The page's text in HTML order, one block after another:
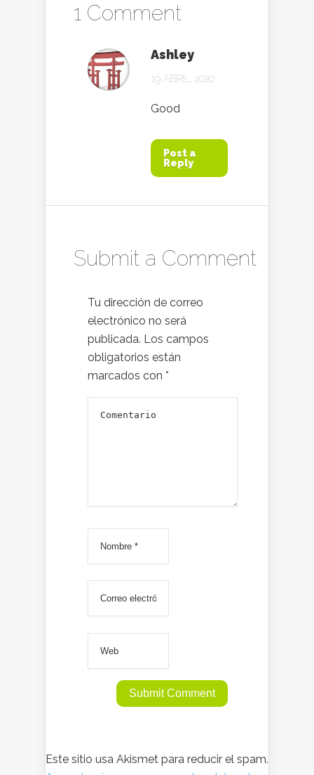
1 Comment
Ashley
19 ABRIL, 2020
Good
Post a
Reply
Submit a Comment
Tu dirección de correo
electrónico no será
publicada. Los campos
obligatorios están
marcados con *
Este sitio usa Akismet para reducir el spam.